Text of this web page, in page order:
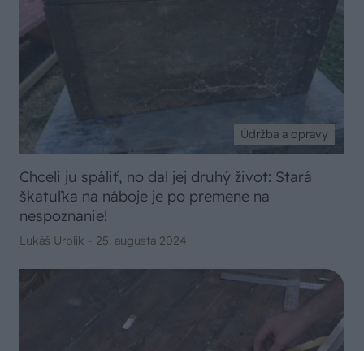
Údržba a opravy
Chceli ju spáliť, no dal jej druhý život: Stará
škatuľka na náboje je po premene na
nespoznanie!
Lukáš Urblík - 25. augusta 2024